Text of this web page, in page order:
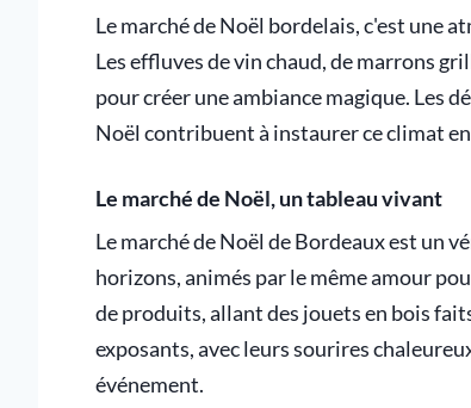
Le marché de Noël bordelais, c'est une
Les effluves de vin chaud, de marrons
pour créer une ambiance magique. Les
Noël contribuent à instaurer ce climat
Le marché de Noël, un tableau vivant
Le marché de Noël de Bordeaux est un
horizons, animés par le même amour
de produits, allant des jouets en bois
exposants, avec leurs sourires
événement.